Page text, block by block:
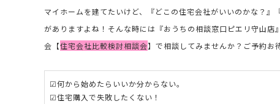
マイホームを建てたいけど、『どこの住宅会社がいいのかな？
がありますよね！そんな時には『おうちの相談窓口ピエリ守山
会【住宅会社比較検討相談会】で相談してみませんか？ご予約お
☑何から始めたらいいか分からない。
☑住宅購入で失敗したくない！